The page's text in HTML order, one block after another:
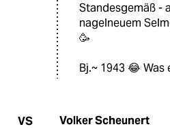
Standesgemäß -
nagelneuem
🥳
Bj.~ 1943 😂 Was
VS Volker Scheunert